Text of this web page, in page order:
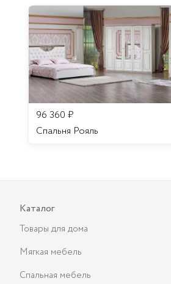
96 360 ₽
Спальня Рояль
Каталог
Товары для дома
Мягкая мебель
Спальная мебель